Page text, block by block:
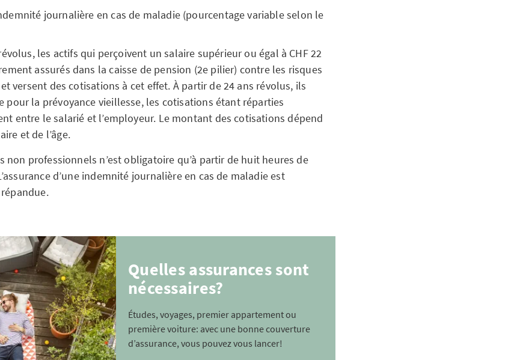
journalière en cas de maladie (pourcentage variable selon le
les actifs qui perçoivent un salaire supérieur ou égal à CHF 22
assurés dans la caisse de pension (2e pilier) contre les risques
versent des cotisations à cet effet. À partir de 24 ans révolus, ils
pour la prévoyance vieillesse, les cotisations étant réparties
entre le salarié et l’employeur. Le montant des cotisations dépend
et de l’âge.
non professionnels n’est obligatoire qu’à partir de huit heures de
d’une indemnité journalière en cas de maladie est
Quelles assurances sont
nécessaires?
Études, voyages, premier appartement ou
première voiture: avec une bonne couverture
d’assurance, vous pouvez vous lancer!